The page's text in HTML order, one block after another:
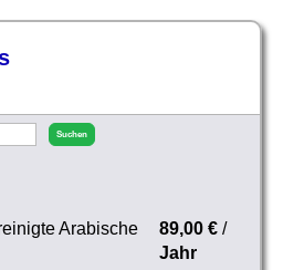
Arabische
89,00 €/
Jahr